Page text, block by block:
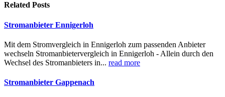
Related Posts
Stromanbieter Ennigerloh
Mit dem Stromvergleich in Ennigerloh zum passenden Anbieter
wechseln Stromanbietervergleich in Ennigerloh - Allein durch den
Wechsel des Stromanbieters in... read more
Stromanbieter Gappenach